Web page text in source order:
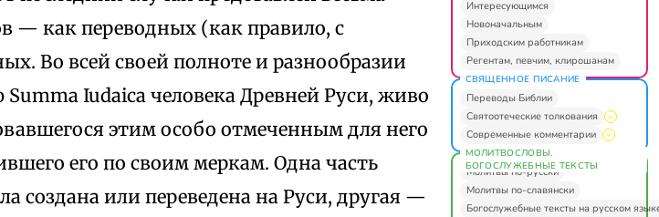
— как переводных (как правило, с
Во всей своей полноте и разнообразии
Iudaica человека Древней Руси, живо
этим особо отмеченным для него
его по своим меркам. Одна часть
создана или переведена на Руси, другая —
Интересующимся
Новоначальным
Приходским работникам
Регентам, певчим, клирошанам
СВЯЩЕННОЕ ПИСАНИЕ
Переводы Библии
Святоотеческие толкования
Современные комментарии
МОЛИТВОСЛОВЫ.
БОГОСЛУЖЕБНЫЕ ТЕКСТЫ
Молитвы по-русски
Молитвы по-славянски
Богослужебные тексты на русском